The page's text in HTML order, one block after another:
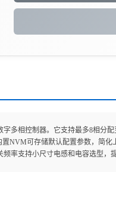
字多相控制器。它支持最多8相分
NVM可存储默认配置参数，简
率支持小尺寸电感和电容选型，